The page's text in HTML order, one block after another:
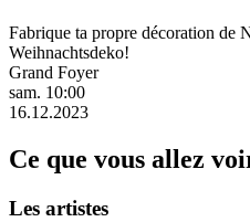
Fabrique ta propre décoration de
Weihnachtsdeko!
Grand Foyer
sam. 10:00
16.12.2023
Ce que vous allez
Les artistes